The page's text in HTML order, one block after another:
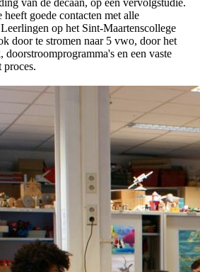
goede contacten met alle
op het Sint-Maartenscollege
door te stromen naar 5 vwo, door het
doorstroomprogramma's en een vaste
proces.